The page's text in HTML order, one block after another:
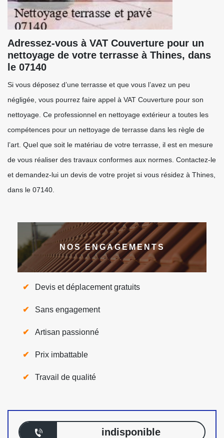
Adressez-vous à VAT Couverture pour un
nettoyage de votre terrasse à Thines, dans
le 07140
Si vous déposez d’une terrasse et que vous l’avez un peu
négligée, vous pourrez faire appel à VAT Couverture pour son
nettoyage. Ce professionnel en nettoyage extérieur a toutes les
compétences pour un nettoyage de terrasse dans les règle de
l’art. Quel que soit le matériau de votre terrasse, il est en mesure
de vous réaliser des travaux conformes aux normes. Contactez-le
et demandez-lui un devis de votre projet si vous résidez à Thines,
dans le 07140.
NOS ENGAGEMENTS
Devis et déplacement gratuits
Sans engagement
Artisan passionné
Prix imbattable
Travail de qualité
indisponible